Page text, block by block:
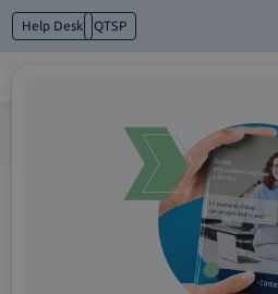
Help Desk QTSP
Cosa facciamo